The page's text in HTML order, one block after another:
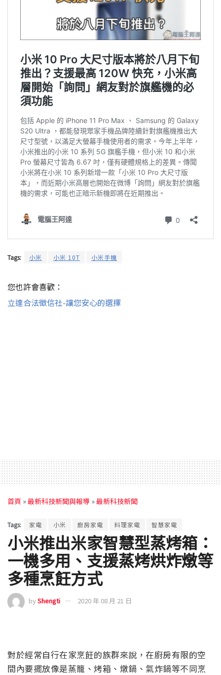
Tags: 小米 小米 10T 小米手機
您也許會喜歡：
立達合法徵信社-讓您安心的選擇
首頁 »最新科技新聞與報導 »最新科技新聞
Tags: 家電 小米 廚房家電 料理家電 智慧家電
小米推出米家智慧型蒸烤箱：
一機多用、支援蒸烤烘炸燉等
多種烹飪方式
byShengti 2020 年 08 月 21 日
對於經常自行在家烹飪的族群來說，在廚房有限的空
間內要擺放像是蒸籠、烤箱、燉鍋、氣炸鍋等不同烹